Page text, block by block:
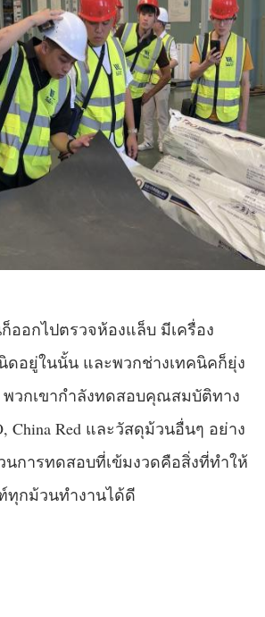
ออกไปตรวจห้องแล็บ มีเครื่อง
อยู่ในนั้น และพวกช่างเทคนิคก็ยุ่ง
วกเขากำลังทดสอบคุณสมบัติทาง
China Red และวัสดุม้วนอื่นๆ อย่าง
นการทดสอบที่เข้มงวดคือสิ่งที่ทำให้
กม้วนทำงานได้ดี